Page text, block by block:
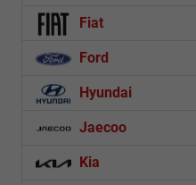
Fiat
Ford
Hyundai
Jaecoo
Kia